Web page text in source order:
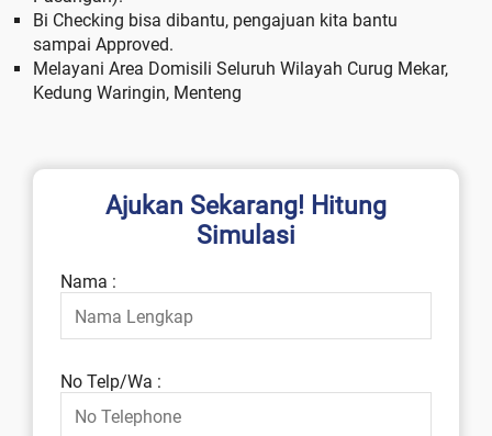
Bi Checking bisa dibantu, pengajuan kita bantu
sampai Approved.
Melayani Area Domisili Seluruh Wilayah Curug Mekar,
Kedung Waringin, Menteng
Ajukan Sekarang! Hitung
Simulasi
Nama :
No Telp/Wa :